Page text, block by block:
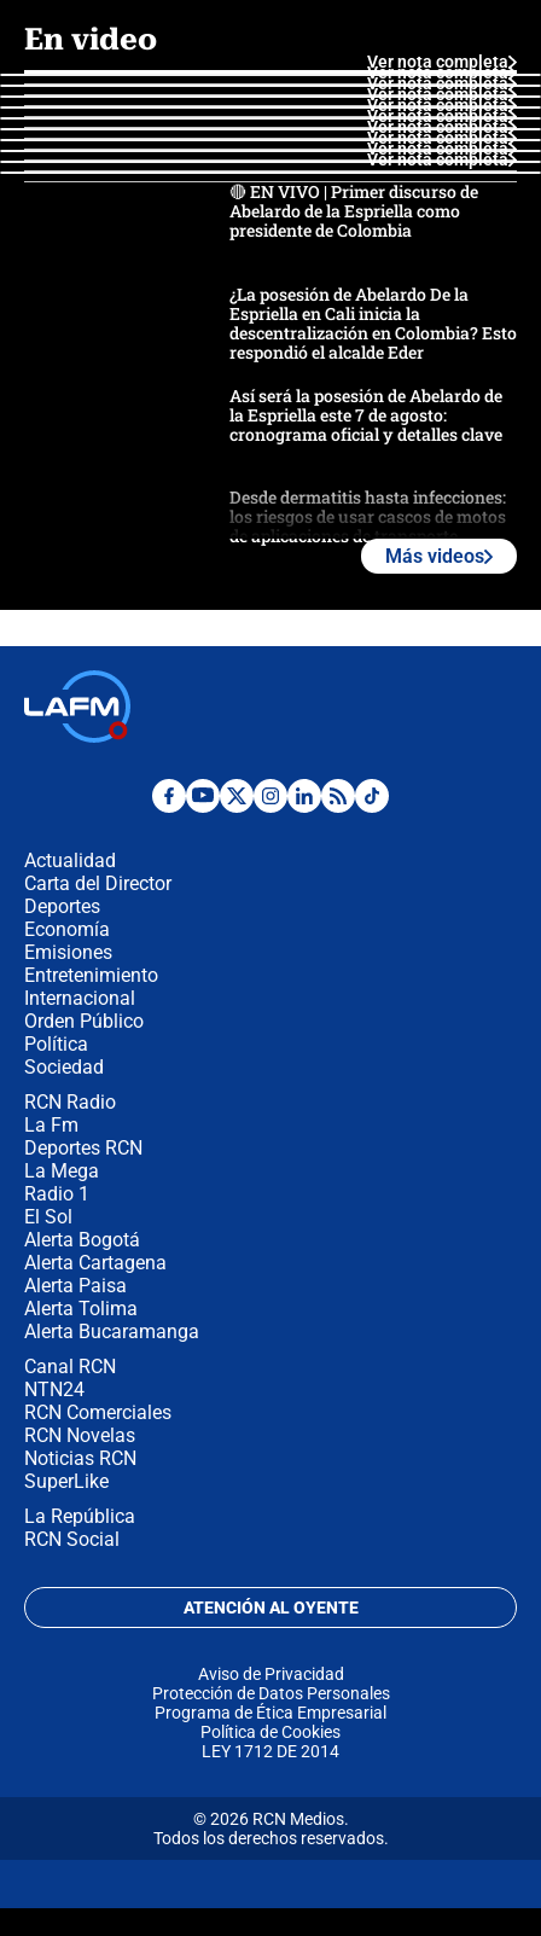
En video
Ver nota completa
Ver nota completa
Ver nota completa
Ver nota completa
Ver nota completa
Ver nota completa
Ver nota completa
Ver nota completa
Ver nota completa
Ver nota completa
🔴 EN VIVO | Primer discurso de
Abelardo de la Espriella como
presidente de Colombia
¿La posesión de Abelardo De la
Espriella en Cali inicia la
descentralización en Colombia? Esto
respondió el alcalde Eder
Así será la posesión de Abelardo de
la Espriella este 7 de agosto:
cronograma oficial y detalles clave
Desde dermatitis hasta infecciones:
los riesgos de usar cascos de motos
de aplicaciones de transporte
Posesión de Abelardo De La Espriella
Más videos
Actualidad
Carta del Director
Deportes
Economía
Emisiones
Entretenimiento
Internacional
Orden Público
Política
Sociedad
RCN Radio
La Fm
Deportes RCN
La Mega
Radio 1
El Sol
Alerta Bogotá
Alerta Cartagena
Alerta Paisa
Alerta Tolima
Alerta Bucaramanga
Canal RCN
NTN24
RCN Comerciales
RCN Novelas
Noticias RCN
SuperLike
La República
RCN Social
ATENCIÓN AL OYENTE
Aviso de Privacidad
Protección de Datos Personales
Programa de Ética Empresarial
Política de Cookies
LEY 1712 DE 2014
© 2026 RCN Medios.
Todos los derechos reservados.